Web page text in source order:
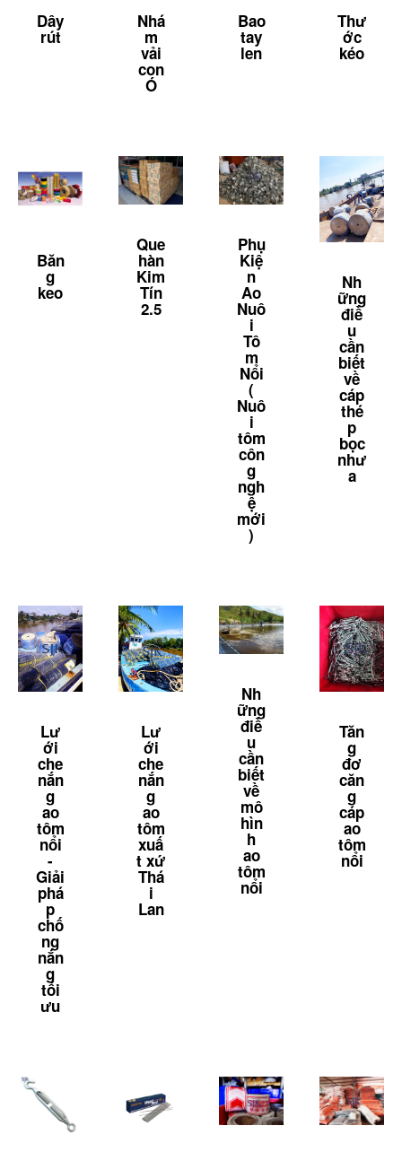
Dây
rút
Nhá
m
vải
con
Ó
Bao
tay
len
Thư
ớc
kéo
Băn
g
keo
Que
hàn
Kim
Tín
2.5
Phụ
Kiệ
n
Ao
Nuô
i
Tô
m
Nổi
(
Nuô
i
tôm
côn
g
ngh
ệ
mới
)
Nh
ững
điề
u
cần
biết
về
cáp
thé
p
bọc
như
a
Lư
ới
che
nắn
g
ao
tôm
nổi
-
Giải
phá
p
chố
ng
nắn
g
tối
ưu
Lư
ới
che
nắn
g
ao
tôm
xuấ
t xứ
Thá
i
Lan
Nh
ững
điề
u
cần
biết
về
mô
hìn
h
ao
tôm
nổi
Tăn
g
đơ
căn
g
cáp
ao
tôm
nổi